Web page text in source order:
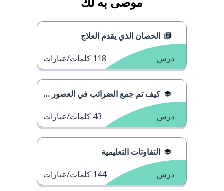
الحصان الذي يقدم العلاج
درس 118 كلمات/عبارات
كيف تم جمع الضرائب في العصور الوسطى؟
درس 43 كلمات/عبارات
التفاوتات التعليمية
درس 144 كلمات/عبارات